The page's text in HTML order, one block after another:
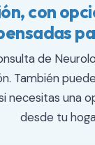
con
de
También
necesitas una
desde tu